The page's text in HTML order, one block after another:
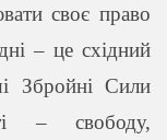
своє право
– це східний
Збройні Сили
– свободу,